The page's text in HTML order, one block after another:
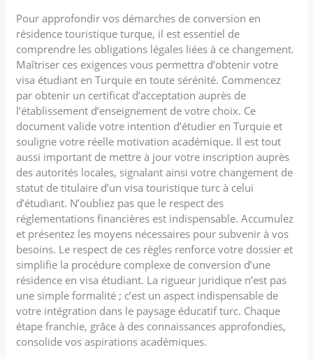
Pour approfondir vos démarches de conversion en
résidence touristique turque, il est essentiel de
comprendre les obligations légales liées à ce changement.
Maîtriser ces exigences vous permettra d’obtenir votre
visa étudiant en Turquie en toute sérénité. Commencez
par obtenir un certificat d’acceptation auprès de
l’établissement d’enseignement de votre choix. Ce
document valide votre intention d’étudier en Turquie et
souligne votre réelle motivation académique. Il est tout
aussi important de mettre à jour votre inscription auprès
des autorités locales, signalant ainsi votre changement de
statut de titulaire d’un visa touristique turc à celui
d’étudiant. N’oubliez pas que le respect des
réglementations financières est indispensable. Accumulez
et présentez les moyens nécessaires pour subvenir à vos
besoins. Le respect de ces règles renforce votre dossier et
simplifie la procédure complexe de conversion d’une
résidence en visa étudiant. La rigueur juridique n’est pas
une simple formalité ; c’est un aspect indispensable de
votre intégration dans le paysage éducatif turc. Chaque
étape franchie, grâce à des connaissances approfondies,
consolide vos aspirations académiques.